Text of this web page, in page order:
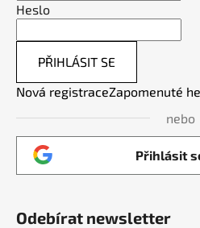
Heslo
PŘIHLÁSIT SE
Nová registraceZapomenuté
nebo
Přihlásit
Odebírat newsletter